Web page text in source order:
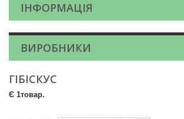
ІНФОРМАЦІЯ
ВИРОБНИКИ
ГІБІСКУС
Є 1товар.